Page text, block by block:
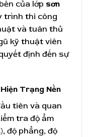
của lớp sơn
trình thi công
và tuân thủ
kỹ thuật viên
định đến sự
Trạng Nền
tiên và quan
tra độ ẩm
độ phẳng, độ